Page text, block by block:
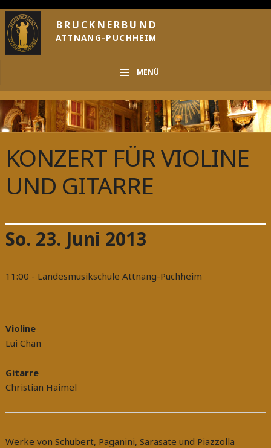
BRUCKNERBUND
ATTNANG-PUCHHEIM
MENÜ
KONZERT FÜR VIOLINE
UND GITARRE
So. 23. Juni 2013
11:00 - Landesmusikschule Attnang-Puchheim
Violine
Lui Chan
Gitarre
Christian Haimel
Werke von Schubert, Paganini, Sarasate und Piazzolla